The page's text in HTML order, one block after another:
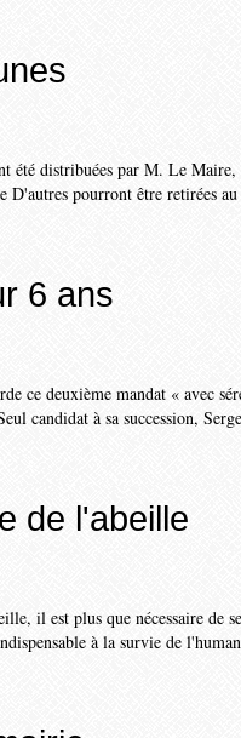
été distribuées par M. Le
D'autres pourront être retirées
6 ans
ce deuxième mandat « avec
candidat à sa succession,
de l'abeille
il est plus que nécessaire de
à la survie de